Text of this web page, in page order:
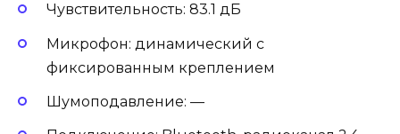
Чувствительность: 83.1 дБ
Микрофон: динамический с
фиксированным креплением
Шумоподавление: —